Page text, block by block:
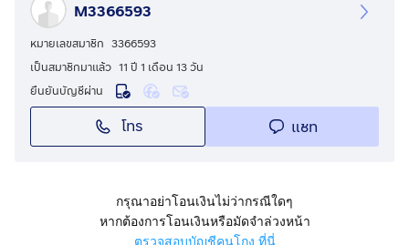
M3366593
หมายเลขสมาชิก 3366593
เป็นสมาชิกมาแล้ว 11 ปี 1 เดือน 13 วัน
ยืนยันบัญชีผ่าน
โทร แชท
กรุณาอย่าโอนเงินไม่ว่ากรณีใดๆ
หากต้องการโอนเงินหรือมัดจำล่วงหน้า
ตรวจสอบบัญชีคนโกง ที่นี่